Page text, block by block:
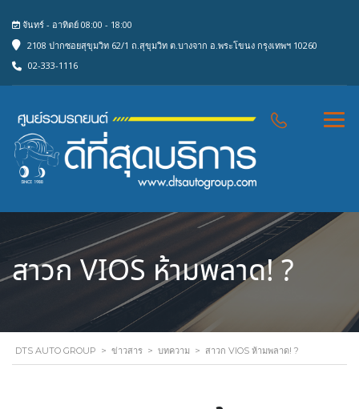
จันทร์ - อาทิตย์ 08:00 - 18:00
2108 ปากซอยสุขุมวิท 62/1 ถ.สุขุมวิท ต.บางจาก อ.พระโขนง กรุงเทพฯ 10260
02-333-1116
สาวก VIOS ห้ามพลาด! ?
DTS AUTO GROUP > ข่าวสาร > บทความ > สาวก VIOS ห้ามพลาด! ?